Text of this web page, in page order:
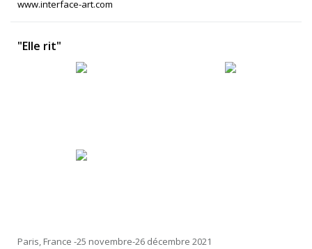
www.interface-art.com
"Elle rit"
Paris, France -25 novembre-26 décembre 2021